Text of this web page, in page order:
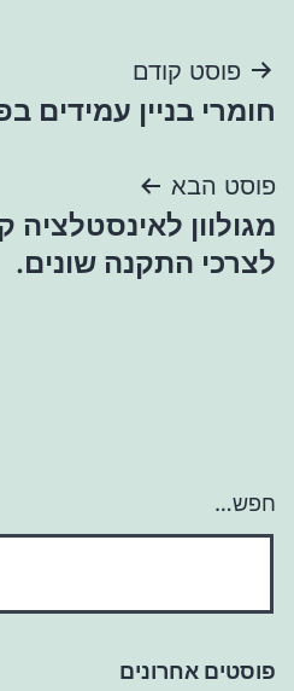
ניווט
פוסט קודם
חומרי בניין עמידים
פוסט הבא
מגולוון לאינסטלציה
לצרכי התקנה שונים.
חפש…
פוסטים אחרונים